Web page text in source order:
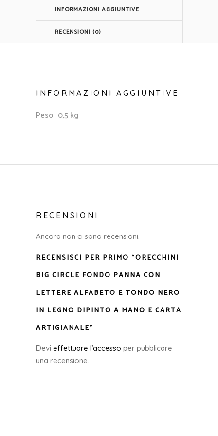
artigianale
quantità
INFORMAZIONI AGGIUNTIVE
RECENSIONI (0)
INFORMAZIONI AGGIUNTIVE
Peso 0,5 kg
RECENSIONI
Ancora non ci sono recensioni.
RECENSISCI PER PRIMO “ORECCHINI
BIG CIRCLE FONDO PANNA CON
LETTERE ALFABETO E TONDO NERO
IN LEGNO DIPINTO A MANO E CARTA
ARTIGIANALE”
Devi effettuare l’accesso per pubblicare
una recensione.